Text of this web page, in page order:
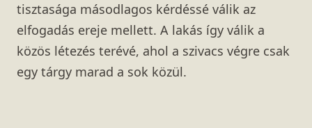
tisztasága másodlagos kérdéssé válik az
elfogadás ereje mellett. A lakás így válik a
közös létezés terévé, ahol a szivacs végre csak
egy tárgy marad a sok közül.